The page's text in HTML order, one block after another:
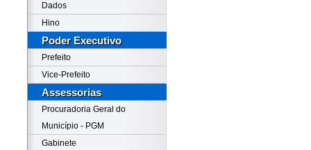
Dados
Hino
Poder Executivo
Prefeito
Vice-Prefeito
Assessorias
Procuradoria Geral do
Município - PGM
Gabinete